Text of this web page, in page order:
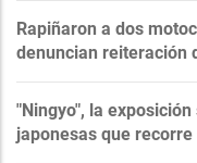
Rapiñaron a dos
denuncian reiteración
"Ningyo", la
japonesas que